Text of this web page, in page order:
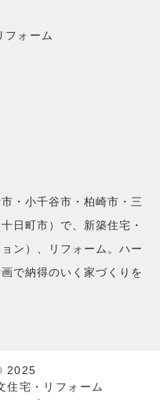
フォーム
・小千谷市・柏崎市・三
日町市）で、新築住宅・
ン）、リフォーム。ハー
で納得のいく家づくりを
2025
宅・リフォーム